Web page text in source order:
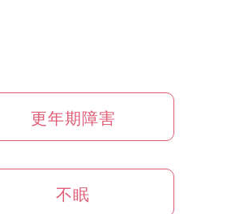
更年期障害
不眠